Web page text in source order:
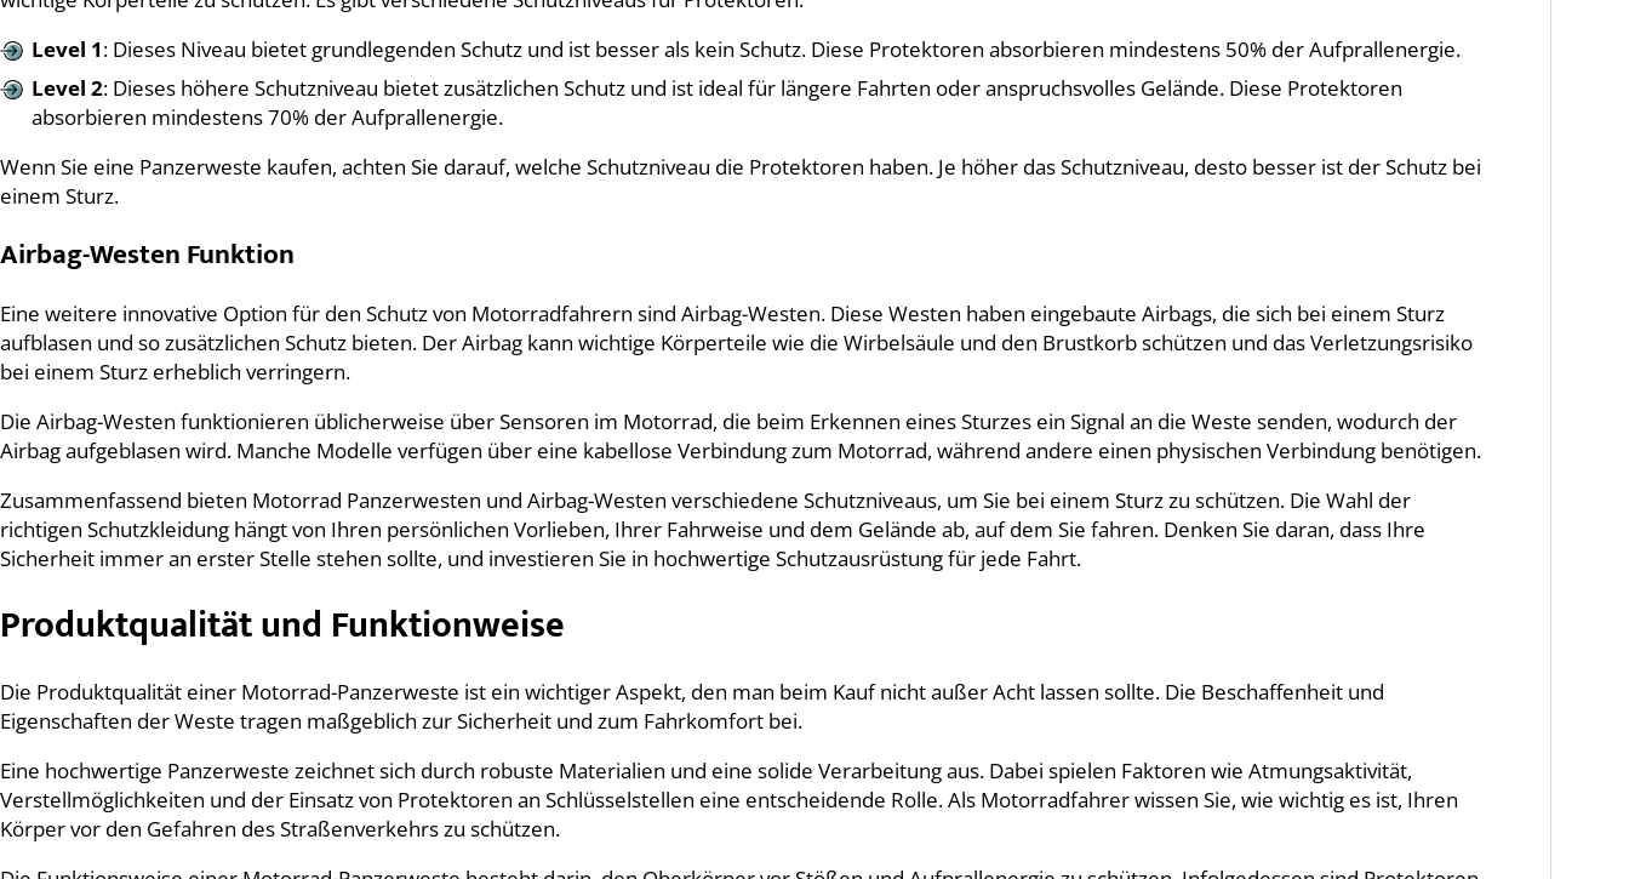
Level 1: Dieses Niveau bietet grundlegenden Schutz und ist besser als kein Schutz. Diese Protektoren absorbieren mindestens 50% der Aufprallenergie.
Level 2: Dieses höhere Schutzniveau bietet zusätzlichen Schutz und ist ideal für längere Fahrten oder anspruchsvolles Gelände. Diese Protektoren
absorbieren mindestens 70% der Aufprallenergie.
Wenn Sie eine Panzerweste kaufen, achten Sie darauf, welche Schutzniveau die Protektoren haben. Je höher das Schutzniveau, desto besser ist der Schutz bei
einem Sturz.
Airbag-Westen Funktion
Eine weitere innovative Option für den Schutz von Motorradfahrern sind Airbag-Westen. Diese Westen haben eingebaute Airbags, die sich bei einem Sturz
aufblasen und so zusätzlichen Schutz bieten. Der Airbag kann wichtige Körperteile wie die Wirbelsäule und den Brustkorb schützen und das Verletzungsrisiko
bei einem Sturz erheblich verringern.
Die Airbag-Westen funktionieren üblicherweise über Sensoren im Motorrad, die beim Erkennen eines Sturzes ein Signal an die Weste senden, wodurch der
Airbag aufgeblasen wird. Manche Modelle verfügen über eine kabellose Verbindung zum Motorrad, während andere einen physischen Verbindung benötigen.
Zusammenfassend bieten Motorrad Panzerwesten und Airbag-Westen verschiedene Schutzniveaus, um Sie bei einem Sturz zu schützen. Die Wahl der
richtigen Schutzkleidung hängt von Ihren persönlichen Vorlieben, Ihrer Fahrweise und dem Gelände ab, auf dem Sie fahren. Denken Sie daran, dass Ihre
Sicherheit immer an erster Stelle stehen sollte, und investieren Sie in hochwertige Schutzausrüstung für jede Fahrt.
Produktqualität und Funktionweise
Die Produktqualität einer Motorrad-Panzerweste ist ein wichtiger Aspekt, den man beim Kauf nicht außer Acht lassen sollte. Die Beschaffenheit und
Eigenschaften der Weste tragen maßgeblich zur Sicherheit und zum Fahrkomfort bei.
Eine hochwertige Panzerweste zeichnet sich durch robuste Materialien und eine solide Verarbeitung aus. Dabei spielen Faktoren wie Atmungsaktivität,
Verstellmöglichkeiten und der Einsatz von Protektoren an Schlüsselstellen eine entscheidende Rolle. Als Motorradfahrer wissen Sie, wie wichtig es ist, Ihren
Körper vor den Gefahren des Straßenverkehrs zu schützen.